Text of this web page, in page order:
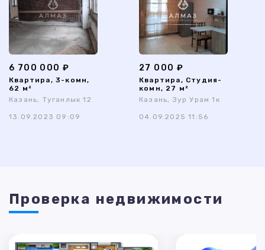
6 700 000 ₽
Квартира, 3-комн,
62 м²
Казань, Туганлык 12
13.09.2023 09:09
27 000 ₽
Квартира, Студия-
комн, 27 м²
Казань, Зур Урам 1к
04.09.2025 11:56
Проверка недвижимости